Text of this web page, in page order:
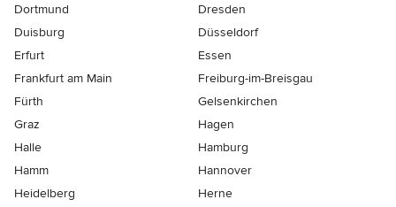
Dortmund
Dresden
Duisburg
Düsseldorf
Erfurt
Essen
Frankfurt am Main
Freiburg-im-Breisgau
Fürth
Gelsenkirchen
Graz
Hagen
Halle
Hamburg
Hamm
Hannover
Heidelberg
Herne